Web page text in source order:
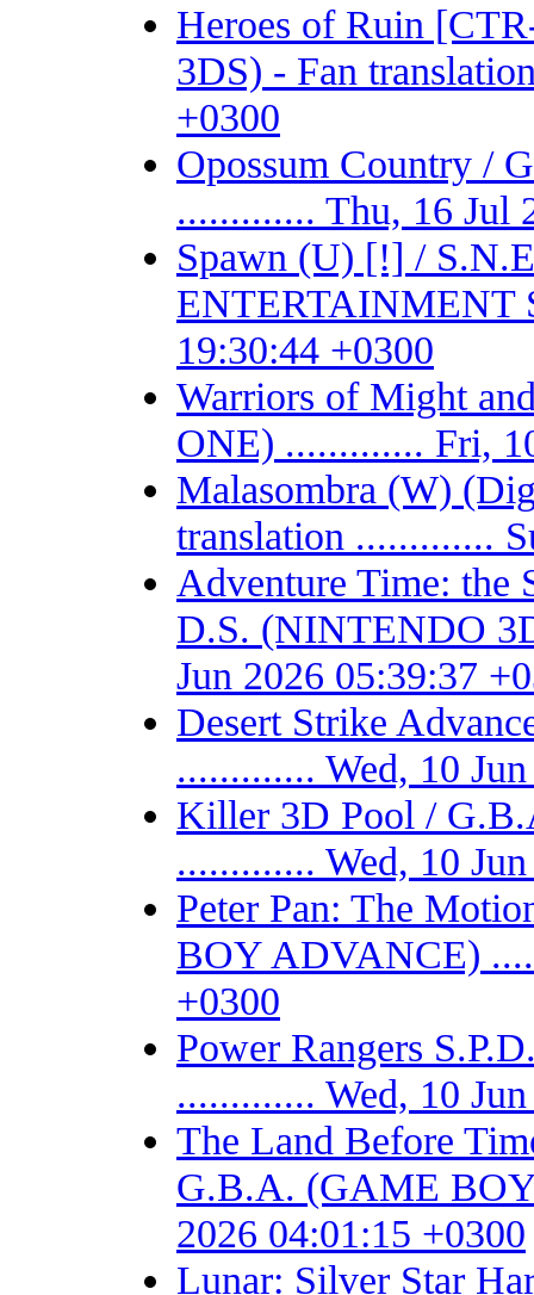
Heroes of Ruin
3DS) - Fan
+0300
Opossum Country /
............. Thu, 16 Jul
Spawn (U) [!] /
ENTERTAINMENT
19:30:44 +0300
Warriors of Might
ONE) ............. Fri,
Malasombra (W)
translation .............
Adventure Time: the
D.S. (NINTENDO
Jun 2026 05:39:37
Desert Strike
............. Wed, 10
Killer 3D Pool /
............. Wed, 10
Peter Pan: The
BOY ADVANCE)
+0300
Power Rangers
............. Wed, 10
The Land Before
G.B.A. (GAME
2026 04:01:15 +0300
Lunar: Silver Star